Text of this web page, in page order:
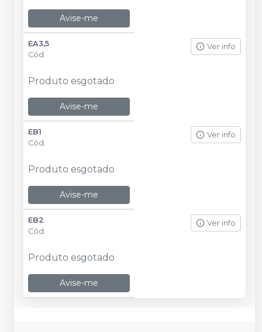
Avise-me
EA3,5
Cód.
Ver info
Produto esgotado
Avise-me
EB1
Cód.
Ver info
Produto esgotado
Avise-me
EB2
Cód.
Ver info
Produto esgotado
Avise-me